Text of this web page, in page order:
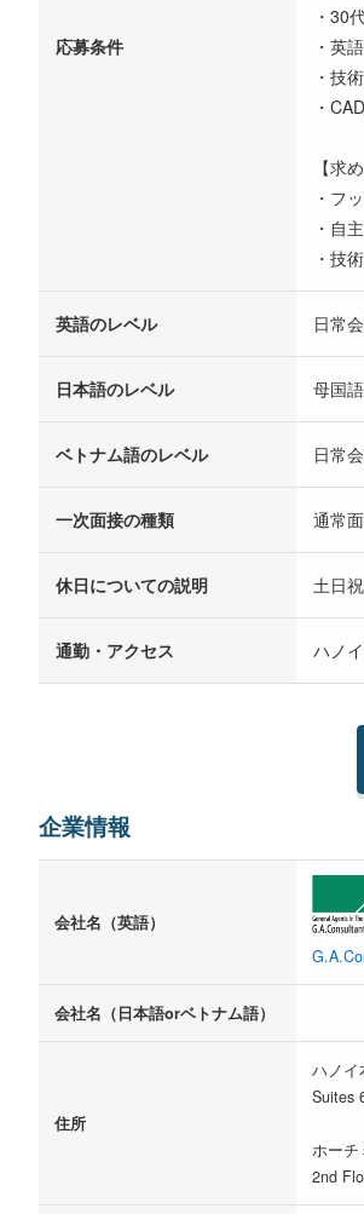
応募条件
・30
・英
・技
・
【求
・フ
・自
・技
英語のレベル 日常
日本語のレベル 母国語
ベトナム語のレベル 日常
一次面接の種類 通常
休日についての説明 土日
通勤・アクセス ハノ
企業情報
会社名（英語）
会社名（日本語orベトナム語）
住所
ハノイ
Suites
ホーチ
2nd